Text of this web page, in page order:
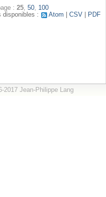
: 25, 50, 100
disponibles :
Atom CSV PDF
Jean-Philippe Lang